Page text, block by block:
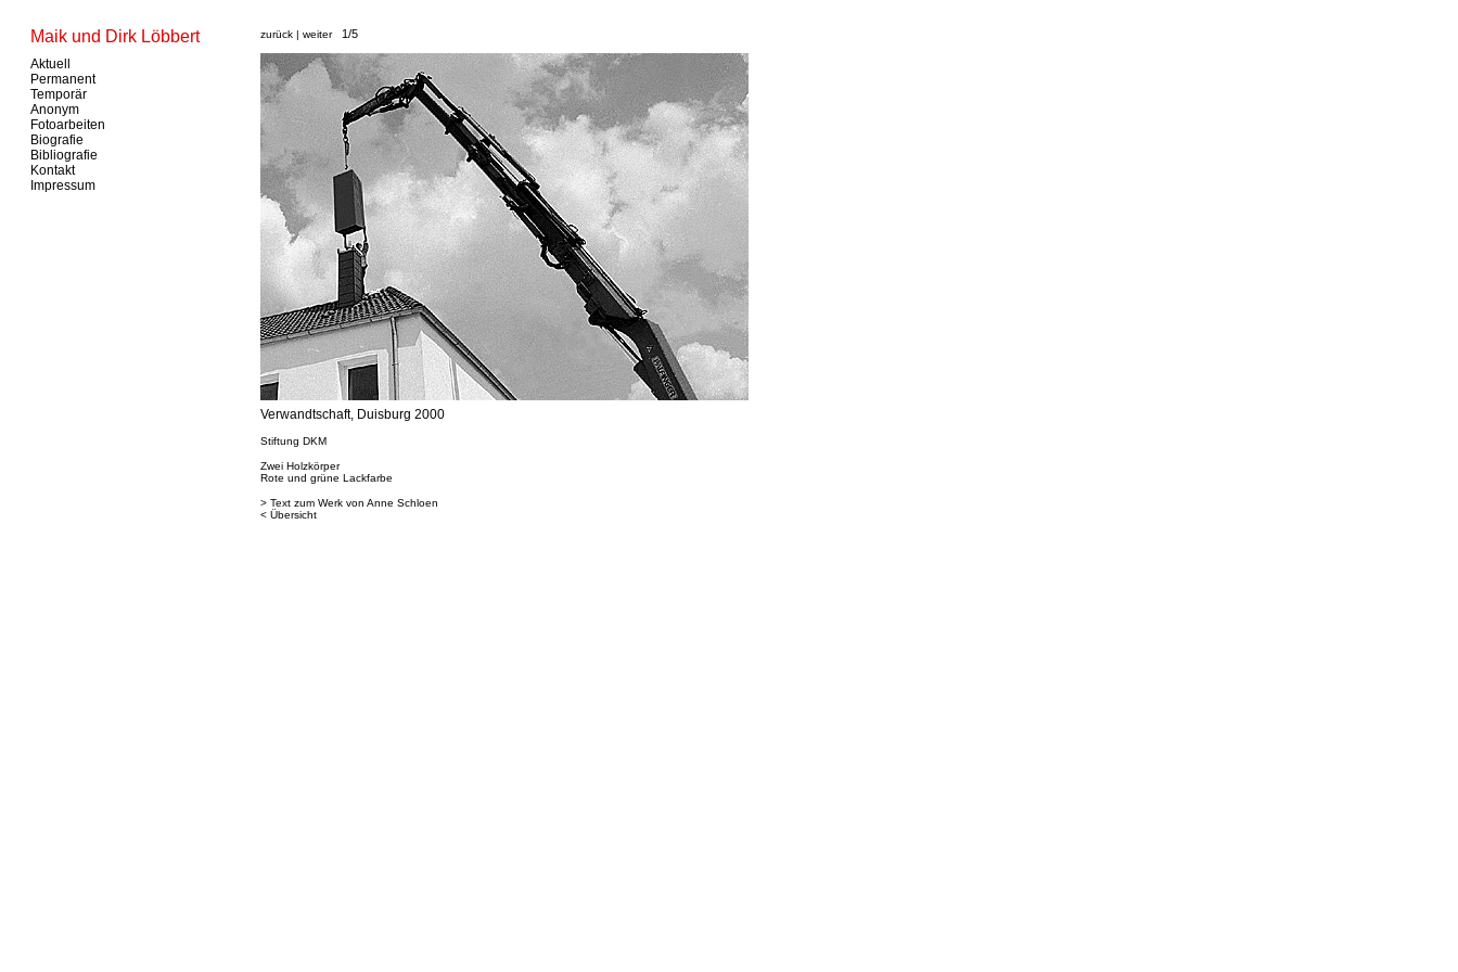
Maik und Dirk Löbbert
Aktuell
Permanent
Temporär
Anonym
Fotoarbeiten
Biografie
Bibliografie
Kontakt
Impressum
zurück | weiter 1/5
Verwandtschaft, Duisburg 2000
Stiftung DKM
Zwei Holzkörper
Rote und grüne Lackfarbe
> Text zum Werk von Anne Schloen
< Übersicht